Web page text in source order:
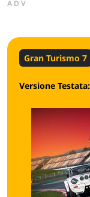
ADV
Gran Turismo 7
Versione Testata: